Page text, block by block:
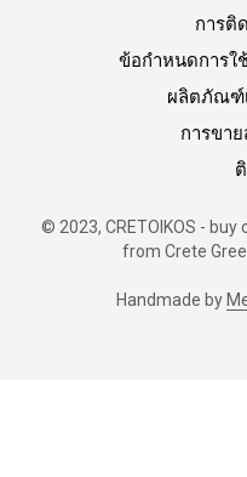
การติ
ข้อกำหนดการใ
ผลิตภัณฑ์
การขา
© 2023, CRETOIKOS -
from Crete
Handmade by